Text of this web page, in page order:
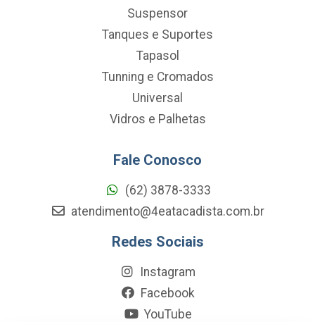
Suspensor
Tanques e Suportes
Tapasol
Tunning e Cromados
Universal
Vidros e Palhetas
Fale Conosco
(62) 3878-3333
atendimento@4eatacadista.com.br
Redes Sociais
Instagram
Facebook
YouTube